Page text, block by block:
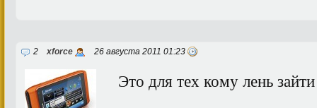
2xforce 26 августа 2011 01:23
Это для тех кому лень